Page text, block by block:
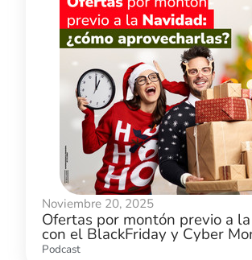
Noviembre 20, 2025
Ofertas por montón previo a
con el BlackFriday y Cyber
¿cómo aprovecharlas?
Podcast